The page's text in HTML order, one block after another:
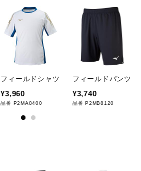
フィールドシャツ
¥3,960
品番 P2MA8400
フィールドパンツ
¥3,740
品番 P2MB8120